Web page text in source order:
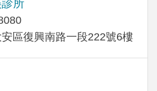
所
區復興南路一段222號6樓